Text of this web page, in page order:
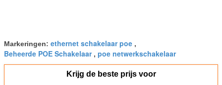
Markeringen: ethernet schakelaar poe ,
Beheerde POE Schakelaar, poe netwerkschakelaar
Krijg de beste prijs voor